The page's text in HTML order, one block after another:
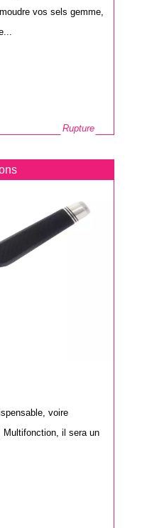
vos sels gemme,
Rupture
voire
Multifonction, il sera un